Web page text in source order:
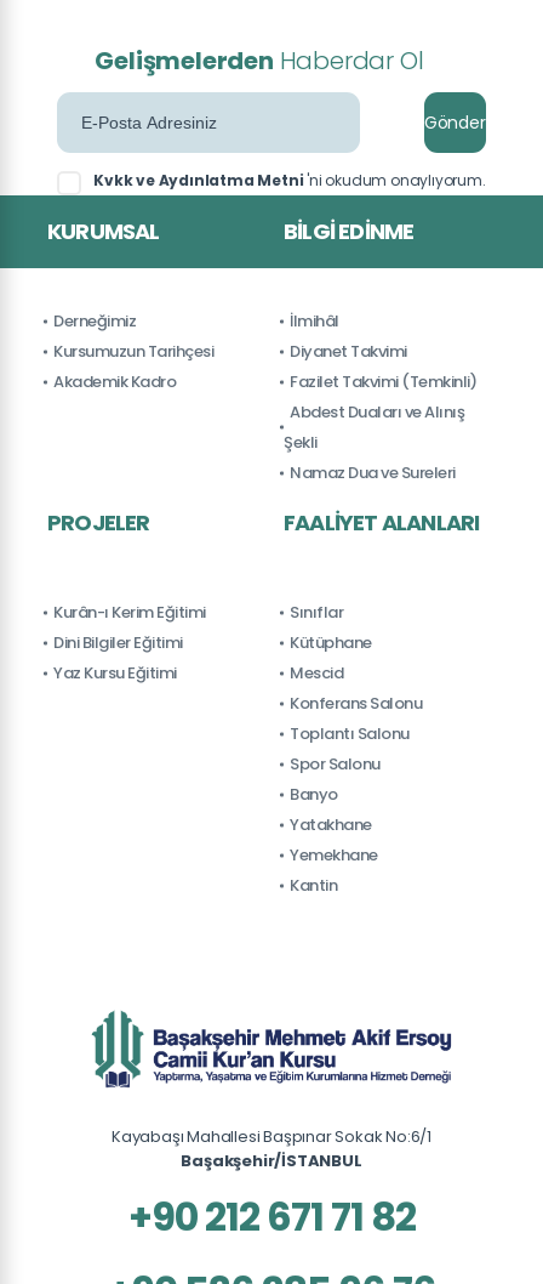
Gelişmelerden Haberdar Ol
Gönder
Kvkk ve Aydınlatma Metni'ni okudum onaylıyorum.
KURUMSAL
Derneğimiz
Kursumuzun Tarihçesi
Akademik Kadro
BILGI EDINME
İlmihâl
Diyanet Takvimi
Fazilet Takvimi (Temkinli)
Abdest Duaları ve Alınış
Şekli
Namaz Dua ve Sureleri
PROJELER
Kurân-ı Kerim Eğitimi
Dini Bilgiler Eğitimi
Yaz Kursu Eğitimi
FAALIYET ALANLARI
Sınıflar
Kütüphane
Mescid
Konferans Salonu
Toplantı Salonu
Spor Salonu
Banyo
Yatakhane
Yemekhane
Kantin
Kayabaşı Mahallesi Başpınar Sokak No:6/1
Başakşehir/İSTANBUL
+90 212 671 71 82